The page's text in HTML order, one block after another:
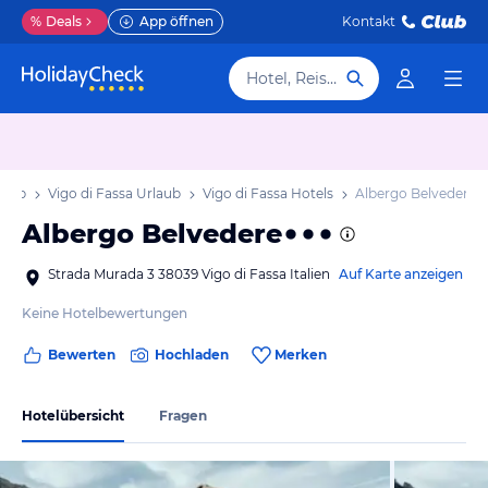
% Deals App öffnen Kontakt
Hotel, Reiseziel
Vigo di Fassa Urlaub Vigo di Fassa Hotels Albergo Belvedere
Albergo Belvedere
Strada Murada 3 38039 Vigo di Fassa Italien Auf Karte anzeigen
Keine Hotelbewertungen
Bewerten Hochladen Merken
Hotelübersicht Fragen